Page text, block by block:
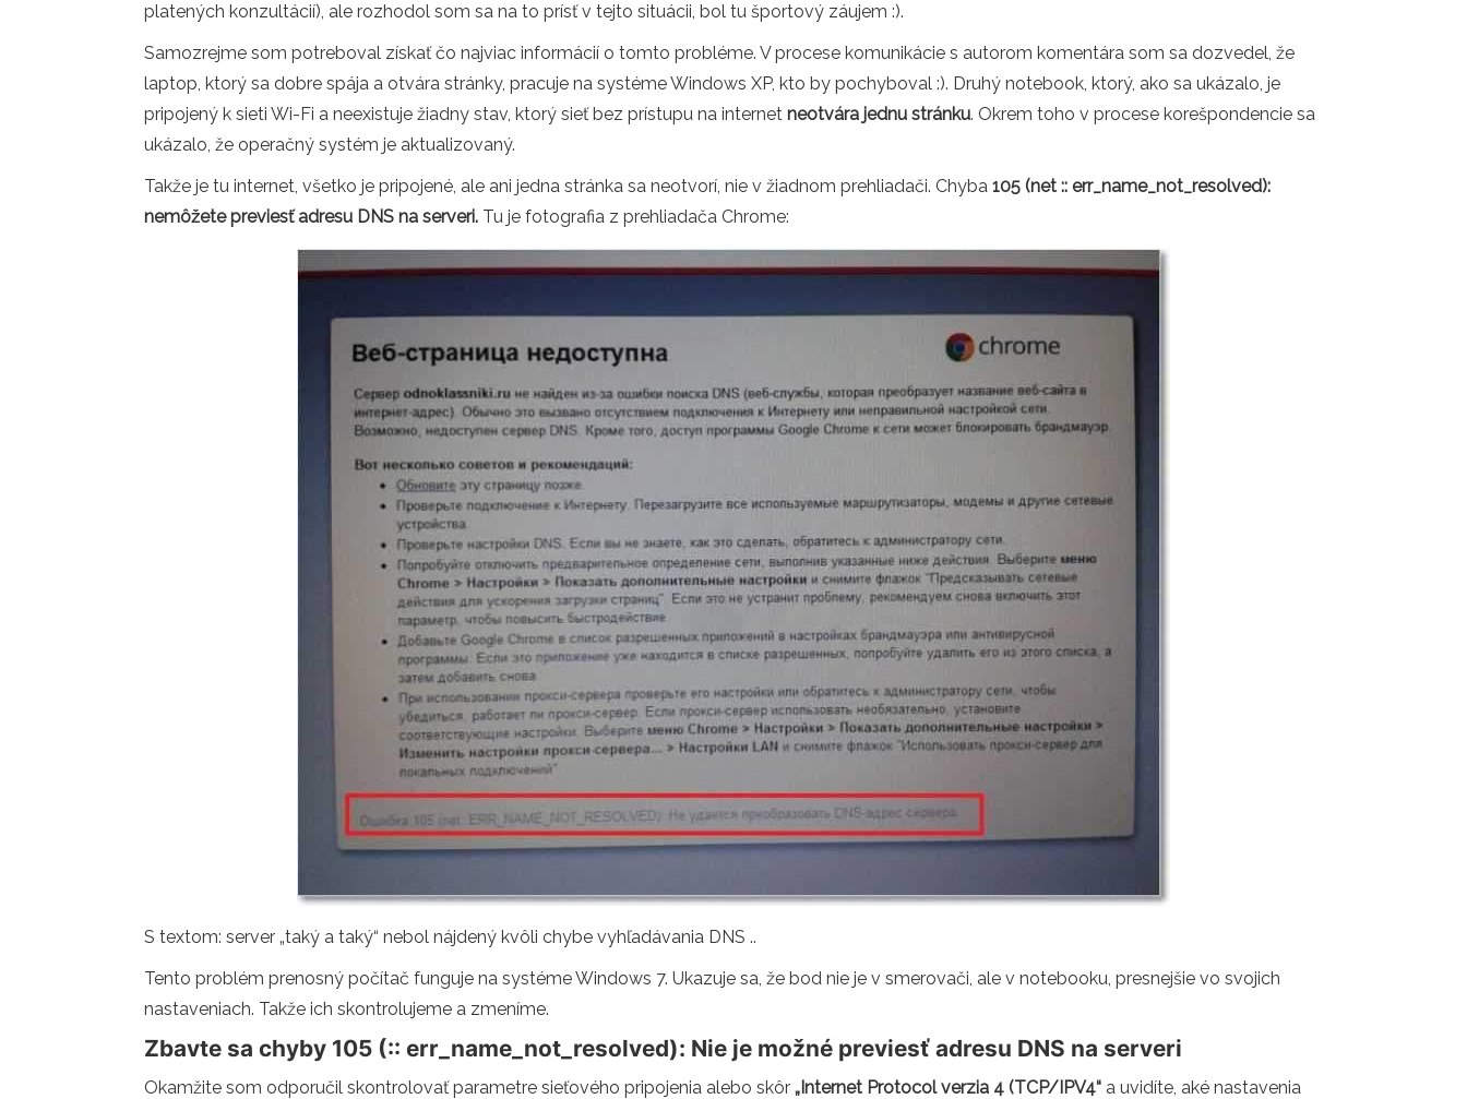
platených konzultácií), ale rozhodol som sa na to prísť v tejto situácii, bol tu športový záujem :).
Samozrejme som potreboval získať čo najviac informácií o tomto probléme. V procese komunikácie s autorom komentára som sa dozvedel, že
laptop, ktorý sa dobre spája a otvára stránky, pracuje na systéme Windows XP, kto by pochyboval :). Druhý notebook, ktorý, ako sa ukázalo, je
pripojený k sieti Wi-Fi a neexistuje žiadny stav, ktorý sieť bez prístupu na internet neotvára jednu stránku. Okrem toho v procese korešpondencie sa
ukázalo, že operačný systém je aktualizovaný.
Takže je tu internet, všetko je pripojené, ale ani jedna stránka sa neotvorí, nie v žiadnom prehliadači. Chyba 105 (net :: err_name_not_resolved):
nemôžete previesť adresu DNS na serveri. Tu je fotografia z prehliadača Chrome:
S textom: server „taký a taký“ nebol nájdený kvôli chybe vyhľadávania DNS ..
Tento problém prenosný počítač funguje na systéme Windows 7. Ukazuje sa, že bod nie je v smerovači, ale v notebooku, presnejšie vo svojich
nastaveniach. Takže ich skontrolujeme a zmeníme.
Zbavte sa chyby 105 (:: err_name_not_resolved): Nie je možné previesť adresu DNS na serveri
Okamžite som odporučil skontrolovať parametre sieťového pripojenia alebo skôr „Internet Protocol verzia 4 (TCP/IPV4“ a uvidíte, aké nastavenia